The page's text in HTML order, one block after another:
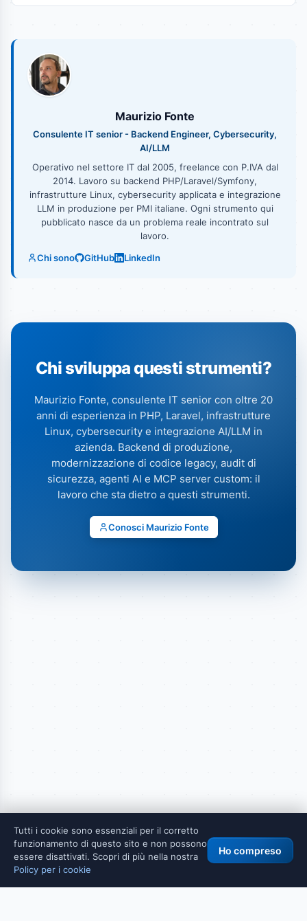
Maurizio Fonte
Consulente IT senior - Backend Engineer, Cybersecurity,
AI/LLM
Operativo nel settore IT dal 2005, freelance con P.IVA dal
2014. Lavoro su backend PHP/Laravel/Symfony,
infrastrutture Linux, cybersecurity applicata e integrazione
LLM in produzione per PMI italiane. Ogni strumento qui
pubblicato nasce da un problema reale incontrato sul
lavoro.
Chi sono
GitHub LinkedIn
Chi sviluppa questi strumenti?
Maurizio Fonte, consulente IT senior con oltre 20
anni di esperienza in PHP, Laravel, infrastrutture
Linux, cybersecurity e integrazione AI/LLM in
azienda. Backend di produzione,
modernizzazione di codice legacy, audit di
sicurezza, agenti AI e MCP server custom: il
lavoro che sta dietro a questi strumenti.
Conosci Maurizio Fonte
Tutti i cookie sono essenziali per il corretto
funzionamento di questo sito e non possono
essere disattivati. Scopri di più nella nostra
Policy per i cookie
Ho compreso